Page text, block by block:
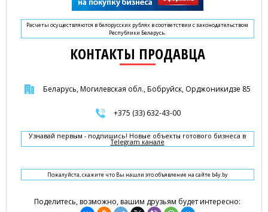
Расчеты осуществляются в белорусских рублях в соответствии с законодательством
Республики Беларусь.
КОНТАКТЫ ПРОДАВЦА
Беларусь, Могилевская обл., Бобруйск, Орджоникидзе 85
+375 (33) 632-43-00
Узнавай первым - подпишись! Новые объекты готового бизнеса в
Telegram канале
Пожалуйста, скажите что Вы нашли это объявление на сайте b4y.by
Поделитесь, возможно, вашим друзьям будет интересно: